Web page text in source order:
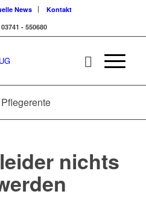
News
Kontakt
- 550680
nichts